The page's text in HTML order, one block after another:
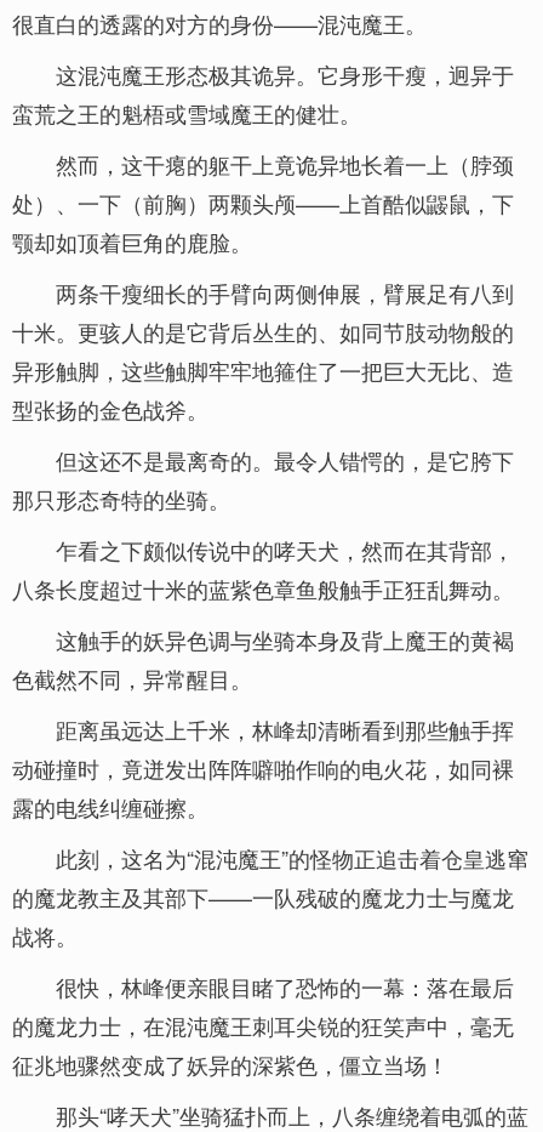
很直白的透露的对方的身份——混沌魔王。
这混沌魔王形态极其诡异。它身形干瘦，迥异于
蛮荒之王的魁梧或雪域魔王的健壮。
然而，这干瘪的躯干上竟诡异地长着一上（脖颈
处）、一下（前胸）两颗头颅——上首酷似鼹鼠，下
颚却如顶着巨角的鹿脸。
两条干瘦细长的手臂向两侧伸展，臂展足有八到
十米。更骇人的是它背后丛生的、如同节肢动物般的
异形触脚，这些触脚牢牢地箍住了一把巨大无比、造
型张扬的金色战斧。
但这还不是最离奇的。最令人错愕的，是它胯下
那只形态奇特的坐骑。
乍看之下颇似传说中的哮天犬，然而在其背部，
八条长度超过十米的蓝紫色章鱼般触手正狂乱舞动。
这触手的妖异色调与坐骑本身及背上魔王的黄褐
色截然不同，异常醒目。
距离虽远达上千米，林峰却清晰看到那些触手挥
动碰撞时，竟迸发出阵阵噼啪作响的电火花，如同裸
露的电线纠缠碰擦。
此刻，这名为“混沌魔王”的怪物正追击着仓皇逃窜
的魔龙教主及其部下——一队残破的魔龙力士与魔龙
战将。
很快，林峰便亲眼目睹了恐怖的一幕：落在最后
的魔龙力士，在混沌魔王刺耳尖锐的狂笑声中，毫无
征兆地骤然变成了妖异的深紫色，僵立当场！
那头“哮天犬”坐骑猛扑而上，八条缠绕着电弧的蓝